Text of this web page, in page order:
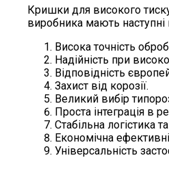
Кришки для високого
виробника мають наступні
Висока точність
Надійність при
Відповідність
Захист від корозії.
Великий вибір
Проста інтеграція в
Стабільна логістика
Економічна
Універсальність